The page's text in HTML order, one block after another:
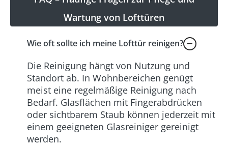
Wartung von Lofttüren
Wie oft sollte ich meine Lofttür reinigen?
Die Reinigung hängt von Nutzung und
Standort ab. In Wohnbereichen genügt
meist eine regelmäßige Reinigung nach
Bedarf. Glasflächen mit Fingerabdrücken
oder sichtbarem Staub können jederzeit mit
einem geeigneten Glasreiniger gereinigt
werden.